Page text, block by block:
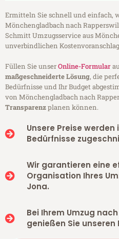
Ermitteln Sie schnell und einfach,
Mönchengladbach nach
Schmitt Umzugsservice aus
unverbindlichen
Füllen Sie unserOnline-Formular
maßgeschneiderte Lösung, die
Bedürfnisse und Ihr Budget
von Mönchengladbach nach
Transparenzplanen können.
Unsere Preise
Bedürfnisse
Wir garantieren eine
Organisation Ihres
Jona.
Bei Ihrem Umzug
genießen Sie